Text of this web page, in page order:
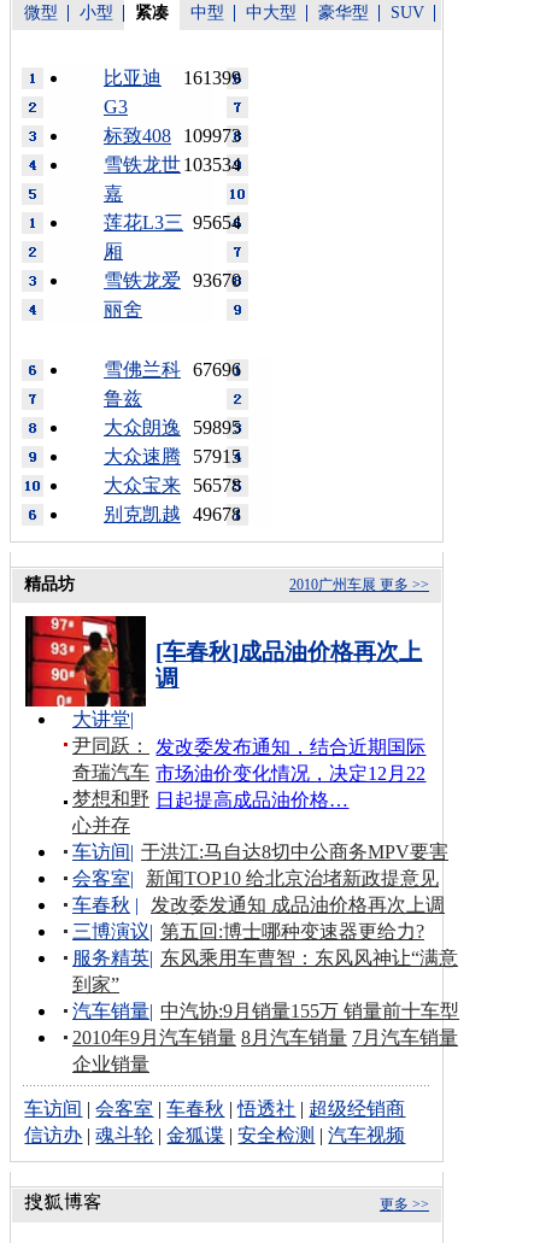
微型 小型 紧凑 中型 中大型 豪华型 SUV
161399
比亚迪
G3
109973
标致408
103534
雪铁龙世
嘉
95654
莲花L3三
厢
93670
雪铁龙爱
丽舍
67696
雪佛兰科
鲁兹
59895
大众朗逸
57915
大众速腾
56578
大众宝来
49678
别克凯越
更多 >>
2010广州车展
精品坊
[车春秋]成品油价格再次上
调
发改委发布通知，结合近期国际
市场油价变化情况，决定12月22
日起提高成品油价格…
大讲堂|
尹同跃：
奇瑞汽车
梦想和野
心并存
车访间| 于洪江:马自达8切中公商务MPV要害
会客室|
新闻TOP10 给北京治堵新政提意见
车春秋 |
发改委发通知 成品油价格再次上调
三博演议| 第五回:博士哪种变速器更给力?
服务精英| 东风乘用车曹智：东风风神让“满意
到家”
汽车销量| 中汽协:9月销量155万 销量前十车型
2010年9月汽车销量 8月汽车销量 7月汽车销量
企业销量
车访间 |会客室 |车春秋 |悟透社 | 超级经销商
信访办 |魂斗轮 |金狐谍 |安全检测 |汽车视频
更多 >>